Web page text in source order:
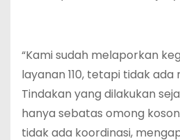
“Kami sudah melaporkan
layanan 110, tetapi tidak
Tindakan yang dilakukan
hanya sebatas omong
tidak ada koordinasi,